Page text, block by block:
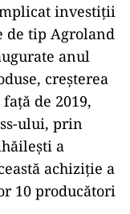
investiții
de tip Agroland
anul
creșterea
de 2019,
ului, prin
a
achiziție a
10 producători